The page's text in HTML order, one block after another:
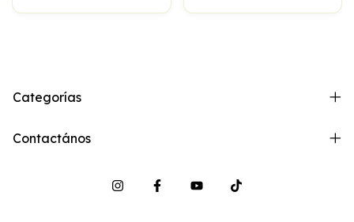
Categorías
Contactános